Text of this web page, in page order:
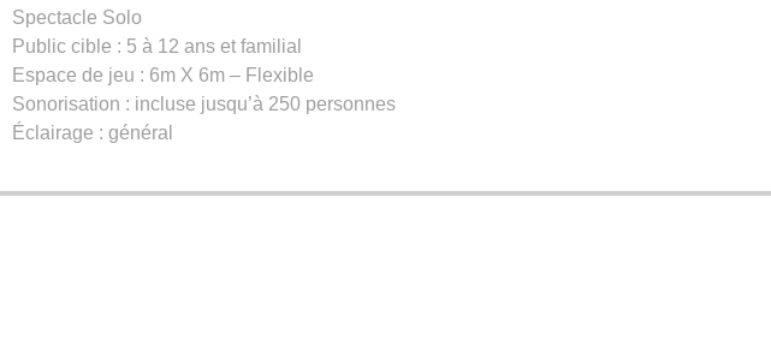
Spectacle Solo
Public cible : 5 à 12 ans et familial
Espace de jeu : 6m X 6m – Flexible
Sonorisation : incluse jusqu’à 250 personnes
Éclairage : général